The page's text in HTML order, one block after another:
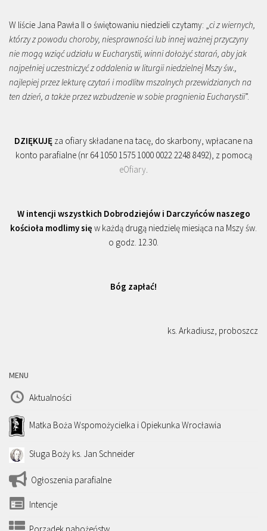
W liście Jana Pawła II o świętowaniu niedzieli czytamy: „ci z wiernych,
którzy z powodu choroby, niesprawności lub innej ważnej przyczyny
nie mogą wziąć udziału w Eucharystii, winni dołożyć starań, aby jak
najpełniej uczestniczyć z oddalenia w liturgii niedzielnej Mszy św.,
najlepiej przez lekturę czytań i modlitw mszalnych przewidzianych na
ten dzień, a także przez wzbudzenie w sobie pragnienia Eucharystii”.
DZIĘKUJĘ za ofiary składane na tacę, do skarbony, wpłacane na
konto parafialne (nr 64 1050 1575 1000 0022 2248 8492), z pomocą
eOfiary.
W intencji wszystkich Dobrodziejów i Darczyńców naszego
kościoła modlimy się w każdą drugą niedzielę miesiąca na Mszy św.
o godz. 12.30.
Bóg zapłać!
ks. Arkadiusz, proboszcz
MENU
Aktualności
Matka Boża Wspomożycielka i Opiekunka Wrocławia
Sługa Boży ks. Jan Schneider
Ogłoszenia parafialne
Intencje
Porządek nabożeństw